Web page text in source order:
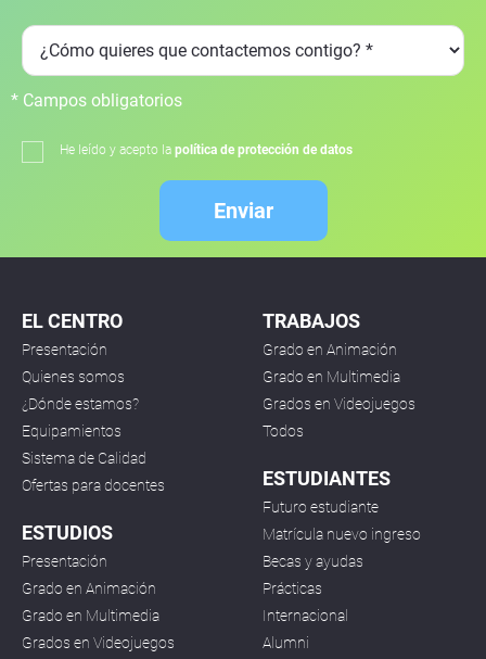
* Campos obligatorios
He leído y acepto la política de protección de datos
Enviar
EL CENTRO
Presentación
Quienes somos
¿Dónde estamos?
Equipamientos
Sistema de Calidad
Ofertas para docentes
ESTUDIOS
Presentación
Grado en Animación
Grado en Multimedia
Grados en Videojuegos
TRABAJOS
Grado en Animación
Grado en Multimedia
Grados en Videojuegos
Todos
ESTUDIANTES
Futuro estudiante
Matrícula nuevo ingreso
Becas y ayudas
Prácticas
Internacional
Alumni